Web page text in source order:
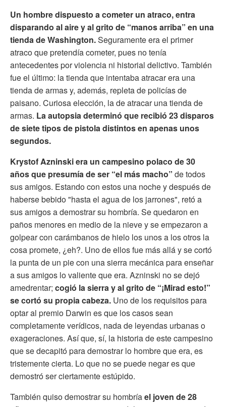
Un hombre dispuesto a cometer un atraco, entra
disparando al aire y al grito de “manos arriba” en una
tienda de Washington.Seguramente era el primer
atraco que pretendía cometer, pues no tenía
antecedentes por violencia ni historial delictivo. También
fue el último: la tienda que intentaba atracar era una
tienda de armas y, además, repleta de policías de
paisano. Curiosa elección, la de atracar una tienda de
armas. La autopsia determinó que recibió 23 disparos
de siete tipos de pistola distintos en apenas unos
segundos.
Krystof Azninski era un campesino polaco de 30
años que presumía de ser “el más macho” de todos
sus amigos. Estando con estos una noche y después de
haberse bebido "hasta el agua de los jarrones", retó a
sus amigos a demostrar su hombría. Se quedaron en
paños menores en medio de la nieve y se empezaron a
golpear con carámbanos de hielo los unos a los otros la
cosa promete, ¿eh?. Uno de ellos fue más allá y se cortó
la punta de un pie con una sierra mecánica para enseñar
a sus amigos lo valiente que era. Azninski no se dejó
amedrentar; cogió la sierra y al grito de “¡Mirad esto!”
se cortó su propia cabeza. Uno de los requisitos para
optar al premio Darwin es que los casos sean
completamente verídicos, nada de leyendas urbanas o
exageraciones. Así que, sí, la historia de este campesino
que se decapitó para demostrar lo hombre que era, es
tristemente cierta. Lo que no se puede negar es que
demostró ser ciertamente estúpido.
También quiso demostrar su hombríael joven de 28